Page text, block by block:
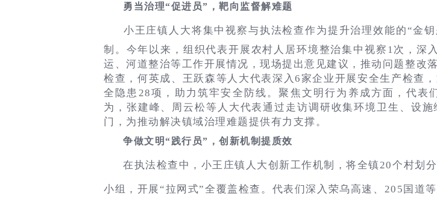
勇当治理“促进员”，靶向监督解难题
小王庄镇人大将集中视察与执法检查作为提升治理效能的“
制。今年以来，组织代表开展农村人居环境整治集中视察1次，深
运、河道整治等工作开展情况，现场提出意见建议，推动问题整改
检查，何英成、王跃森等人大代表深入6家企业开展安全生产检查
全隐患28项，助力筑牢安全防线。聚焦文明行为养成方面，代
为，张建峰、周云松等人大代表通过走访调研收集环境卫生、设
门，为推动解决镇域治理难题提供有力支撑。
争做文明“践行员”，创新机制提质效
在执法检查中，小王庄镇人大创新工作机制，将全镇20个村划
小组，开展“拉网式”全覆盖检查。代表们深入荣乌高速、205国道